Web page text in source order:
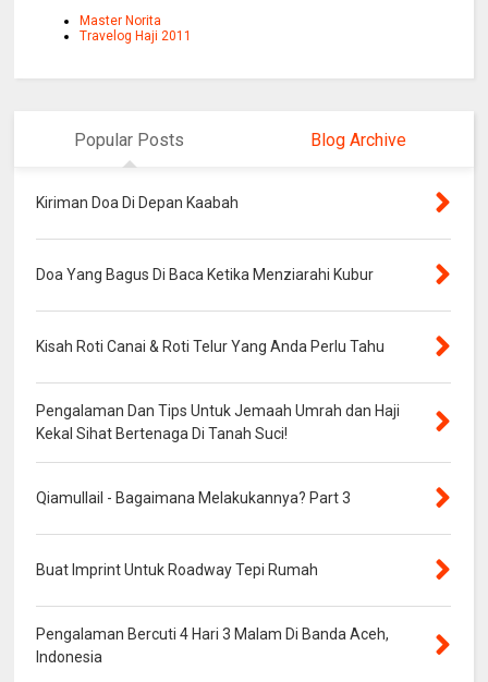
Master Norita
Travelog Haji 2011
Popular Posts Blog Archive
Kiriman Doa Di Depan Kaabah
Doa Yang Bagus Di Baca Ketika Menziarahi Kubur
Kisah Roti Canai & Roti Telur Yang Anda Perlu Tahu
Pengalaman Dan Tips Untuk Jemaah Umrah dan Haji
Kekal Sihat Bertenaga Di Tanah Suci!
Qiamullail - Bagaimana Melakukannya? Part 3
Buat Imprint Untuk Roadway Tepi Rumah
Pengalaman Bercuti 4 Hari 3 Malam Di Banda Aceh,
Indonesia